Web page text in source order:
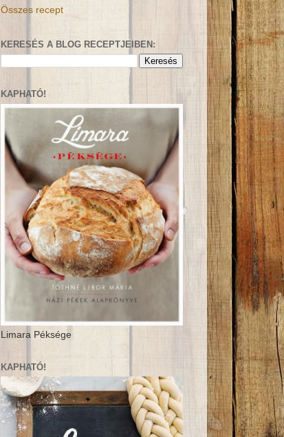
Összes recept
KERESÉS A BLOG RECEPTJEIBEN:
KAPHATÓ!
Limara Péksége
KAPHATÓ!